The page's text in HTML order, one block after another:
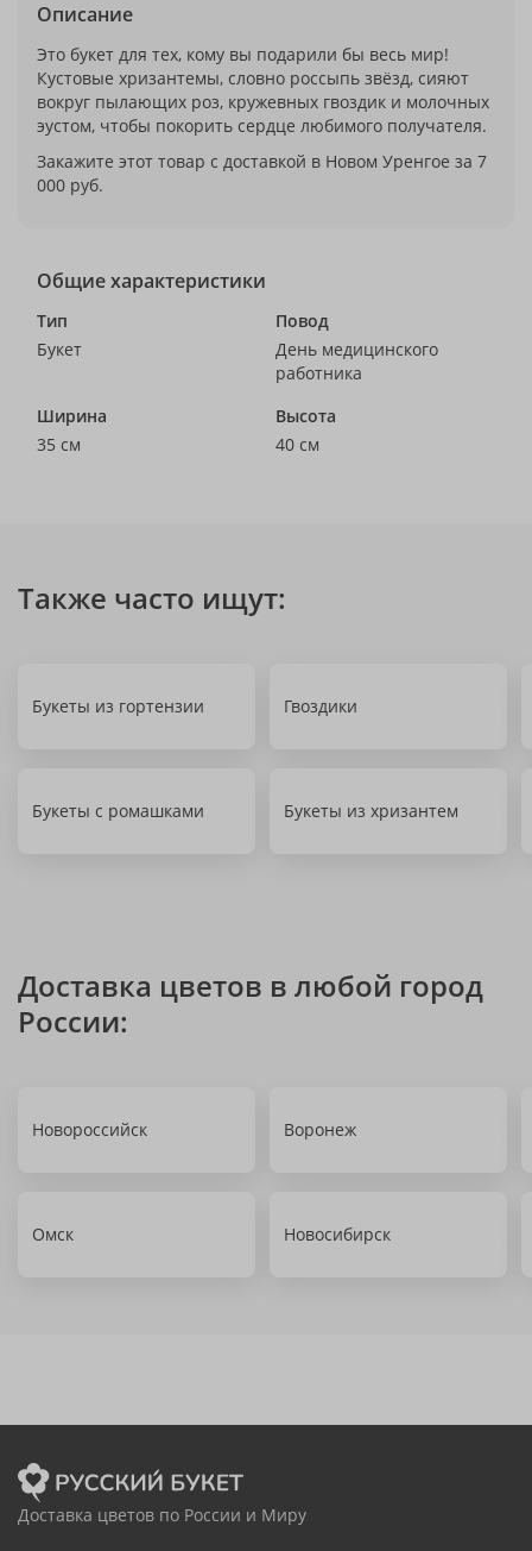
Описание
Это букет для тех, кому вы подарили бы весь мир!
Кустовые хризантемы, словно россыпь звёзд, сияют
вокруг пылающих роз, кружевных гвоздик и молочных
эустом, чтобы покорить сердце любимого получателя.
Закажите этот товар с доставкой в Новом Уренгое за 7
000 руб.
Общие характеристики
Тип
Букет
Повод
День медицинского
работника
Ширина
35 см
Высота
40 см
Также часто ищут:
Букеты из гортензии Гвоздики
Букеты с ромашками Букеты из хризантем
Доставка цветов в любой город
России:
Новороссийск Воронеж
Омск Новосибирск
Доставка цветов по России и Миру